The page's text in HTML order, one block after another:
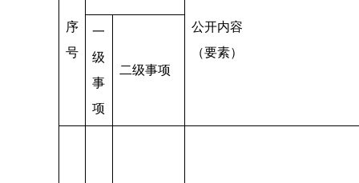
序
号
公开内容
（要素）
一
级
事
项
二级事项